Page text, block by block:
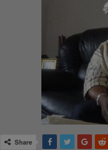
Share